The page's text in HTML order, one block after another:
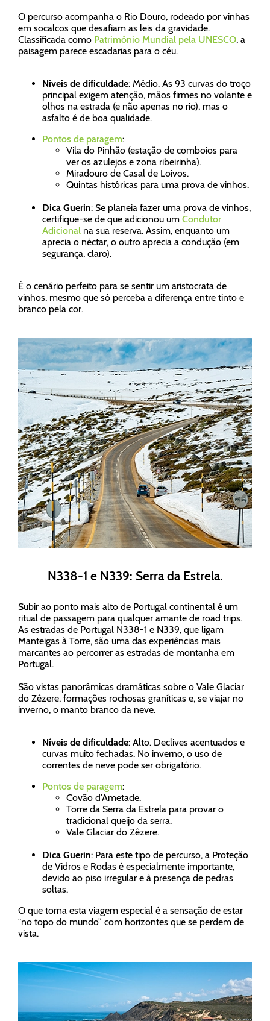
O percurso acompanha o Rio Douro, rodeado por vinhas
em socalcos que desafiam as leis da gravidade.
Classificada como Património Mundial pela UNESCO, a
paisagem parece escadarias para o céu.
Níveis de dificuldade: Médio. As 93 curvas do troço
principal exigem atenção, mãos firmes no volante e
olhos na estrada (e não apenas no rio), mas o
asfalto é de boa qualidade.
Pontos de paragem:
Vila do Pinhão (estação de comboios para
ver os azulejos e zona ribeirinha).
Miradouro de Casal de Loivos.
Quintas históricas para uma prova de vinhos.
Dica Guerin: Se planeia fazer uma prova de vinhos,
certifique-se de que adicionou um Condutor
Adicional na sua reserva. Assim, enquanto um
aprecia o néctar, o outro aprecia a condução (em
segurança, claro).
É o cenário perfeito para se sentir um aristocrata de
vinhos, mesmo que só perceba a diferença entre tinto e
branco pela cor.
N338-1 e N339: Serra da Estrela.
Subir ao ponto mais alto de Portugal continental é um
ritual de passagem para qualquer amante de road trips.
As estradas de Portugal N338-1 e N339, que ligam
Manteigas à Torre, são uma das experiências mais
marcantes ao percorrer as estradas de montanha em
Portugal.
São vistas panorâmicas dramáticas sobre o Vale Glaciar
do Zêzere, formações rochosas graníticas e, se viajar no
inverno, o manto branco da neve.
Níveis de dificuldade: Alto. Declives acentuados e
curvas muito fechadas. No inverno, o uso de
correntes de neve pode ser obrigatório.
Pontos de paragem:
Covão d’Ametade.
Torre da Serra da Estrela para provar o
tradicional queijo da serra.
Vale Glaciar do Zêzere.
Dica Guerin: Para este tipo de percurso, a Proteção
de Vidros e Rodas é especialmente importante,
devido ao piso irregular e à presença de pedras
soltas.
O que torna esta viagem especial é a sensação de estar
"no topo do mundo” com horizontes que se perdem de
vista.